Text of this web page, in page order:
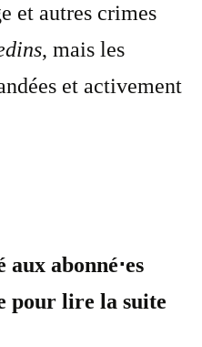
et autres crimes
, mais les
et activement
abonné⋅es
pour lire la suite